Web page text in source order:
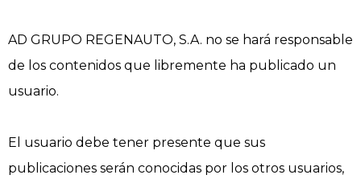
AD GRUPO REGENAUTO, S.A. no se hará responsable
de los contenidos que libremente ha publicado un
usuario.
El usuario debe tener presente que sus
publicaciones serán conocidas por los otros usuarios,